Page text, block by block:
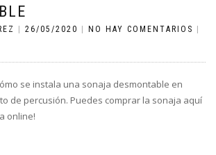
26/05/2020 NO HAY COMENTARIOS
se instala una sonaja desmontable en
de percusión. Puedes comprar la sonaja aquí
online!